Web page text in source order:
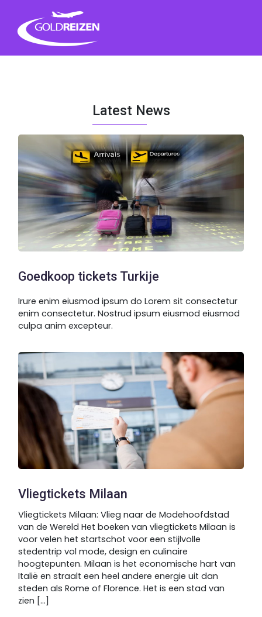
inhoud
Latest News
Goedkoop tickets Turkije
Irure enim eiusmod ipsum do Lorem sit consectetur
enim consectetur. Nostrud ipsum eiusmod eiusmod
culpa anim excepteur.
Vliegtickets Milaan
Vliegtickets Milaan: Vlieg naar de Modehoofdstad
van de Wereld Het boeken van vliegtickets Milaan is
voor velen het startschot voor een stijlvolle
stedentrip vol mode, design en culinaire
hoogtepunten. Milaan is het economische hart van
Italië en straalt een heel andere energie uit dan
steden als Rome of Florence. Het is een stad van
zien [...]